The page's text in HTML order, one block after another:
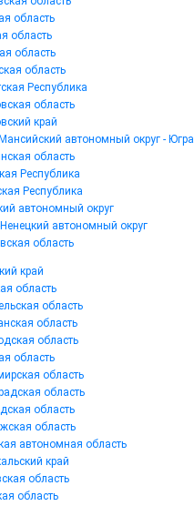
область
область
область
область
Республика
область
край
автономный округ - Югра
область
Республика
Республика
автономный округ
автономный округ
область
край
область
область
область
область
область
область
область
область
область
автономная область
край
область
область